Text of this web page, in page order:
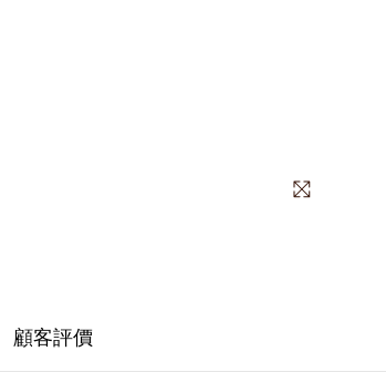
顧客評價